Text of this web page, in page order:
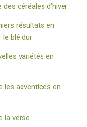
céréales d’hiver
résultats en
le blé dur
variétés en
les adventices en
la verse